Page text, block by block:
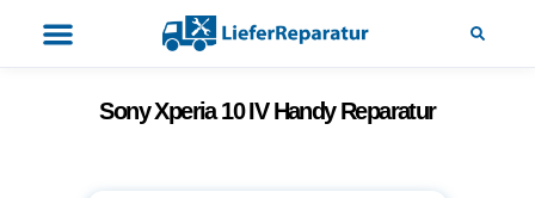
Sony Xperia 10 IV Handy Reparatur